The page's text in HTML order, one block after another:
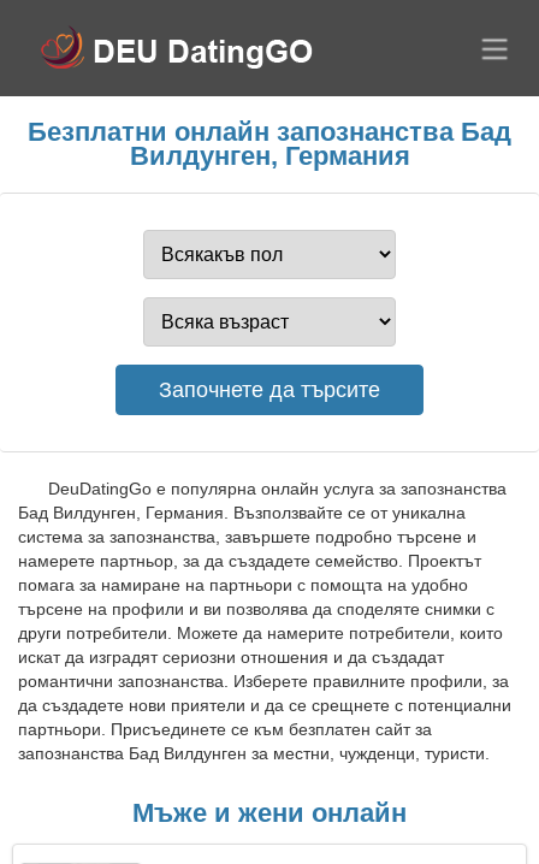
Безплатни онлайн запознанства Бад
Вилдунген, Германия
DeuDatingGo е популярна онлайн услуга за запознанства
Бад Вилдунген, Германия. Възползвайте се от уникална
система за запознанства, завършете подробно търсене и
намерете партньор, за да създадете семейство. Проектът
помага за намиране на партньори с помощта на удобно
търсене на профили и ви позволява да споделяте снимки с
други потребители. Можете да намерите потребители, които
искат да изградят сериозни отношения и да създадат
романтични запознанства. Изберете правилните профили, за
да създадете нови приятели и да се срещнете с потенциални
партньори. Присъединете се към безплатен сайт за
запознанства Бад Вилдунген за местни, чужденци, туристи.
Мъже и жени онлайн